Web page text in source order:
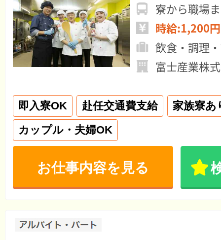
寮から職場
時給:1,200
飲食・調理
富士産業株
即入寮OK 赴任交通費支給
家族寮あ
カップル・夫婦OK
お仕事内容を見る